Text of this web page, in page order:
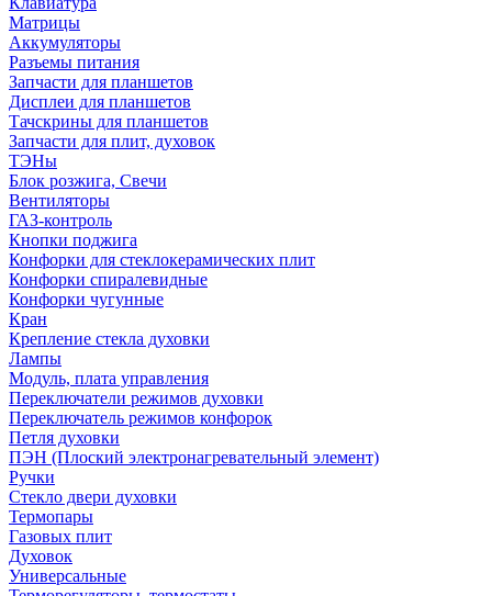
Матрицы
Аккумуляторы
Разъемы питания
Запчасти для планшетов
Дисплеи для планшетов
Тачскрины для планшетов
Запчасти для плит, духовок
ТЭНы
Блок розжига, Свечи
Вентиляторы
ГАЗ-контроль
Кнопки поджига
Конфорки для стеклокерамических плит
Конфорки спиралевидные
Конфорки чугунные
Кран
Крепление стекла духовки
Лампы
Модуль, плата управления
Переключатели режимов духовки
Переключатель режимов конфорок
Петля духовки
ПЭН (Плоский электронагревательный элемент)
Ручки
Стекло двери духовки
Термопары
Газовых плит
Духовок
Универсальные